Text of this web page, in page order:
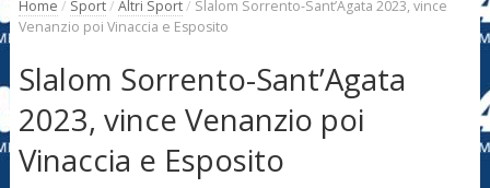
Home / Sport/ Altri Sport/ Slalom Sorrento-Sant’Agata 2023, vince
Venanzio poi Vinaccia e Esposito
Slalom Sorrento-Sant’Agata
2023, vince Venanzio poi
Vinaccia e Esposito